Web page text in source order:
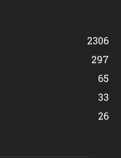
2306
297
65
33
26